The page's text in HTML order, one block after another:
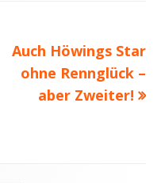
Nächster
Beitrag
Auch Höwings Star
ohne Rennglück –
aber Zweiter!